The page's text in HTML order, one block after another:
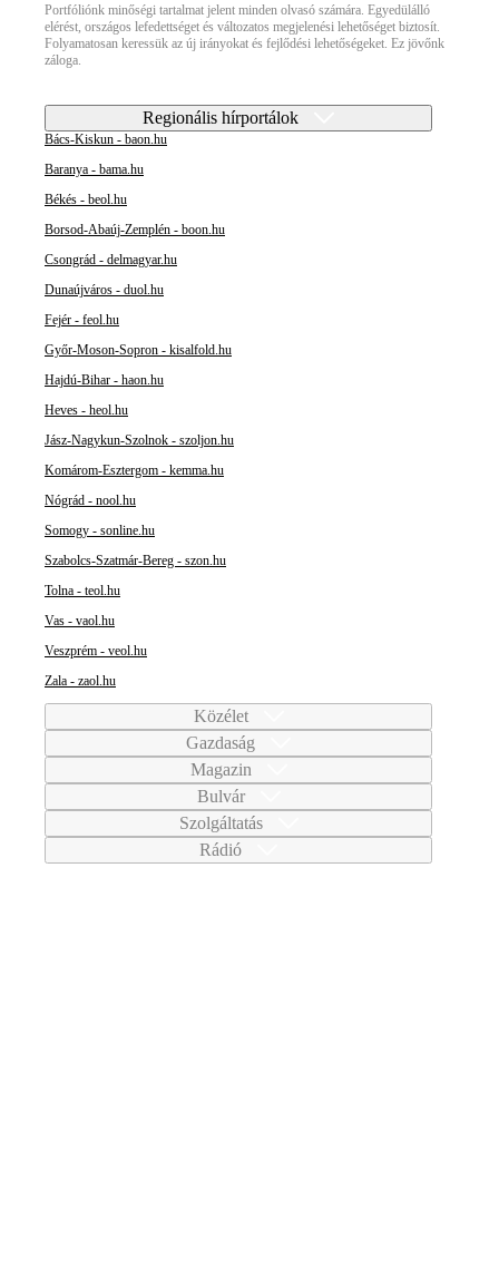
Portfóliónk minőségi tartalmat jelent minden olvasó számára. Egyedülálló
elérést, országos lefedettséget és változatos megjelenési lehetőséget biztosít.
Folyamatosan keressük az új irányokat és fejlődési lehetőségeket. Ez jövőnk
záloga.
Regionális hírportálok
Bács-Kiskun - baon.hu
Baranya - bama.hu
Békés - beol.hu
Borsod-Abaúj-Zemplén - boon.hu
Csongrád - delmagyar.hu
Dunaújváros - duol.hu
Fejér - feol.hu
Győr-Moson-Sopron - kisalfold.hu
Hajdú-Bihar - haon.hu
Heves - heol.hu
Jász-Nagykun-Szolnok - szoljon.hu
Komárom-Esztergom - kemma.hu
Nógrád - nool.hu
Somogy - sonline.hu
Szabolcs-Szatmár-Bereg - szon.hu
Tolna - teol.hu
Vas - vaol.hu
Veszprém - veol.hu
Zala - zaol.hu
Közélet
Gazdaság
Magazin
Bulvár
Szolgáltatás
Rádió